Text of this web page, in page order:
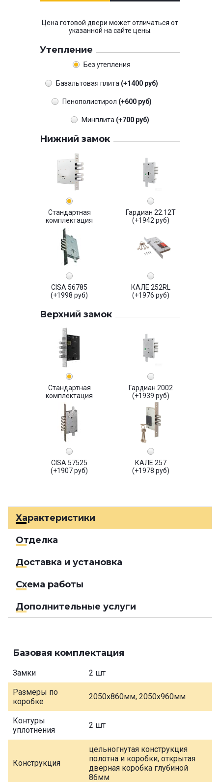
Цена готовой двери может отличаться от
указанной на сайте цены.
Утепление
Без утепления
Базальтовая плита (+1400 руб)
Пенополистирол (+600 руб)
Минплита (+700 руб)
Нижний замок
Стандартная
комплектация
Гардиан 22.12Т
(+1942 руб)
CISA 56785
(+1998 руб)
КАЛЕ 252RL
(+1976 руб)
Верхний замок
Стандартная
комплектация
Гардиан 2002
(+1939 руб)
CISA 57525
(+1907 руб)
КАЛЕ 257
(+1978 руб)
Характеристики
Отделка
Доставка и установка
Схема работы
Дополнительные услуги
Базовая комплектация
Замки 2 шт
Размеры по
коробке
2050х860мм, 2050х960мм
Контуры
уплотнения
2 шт
Конструкция
цельногнутая конструкция
полотна и коробки, открытая
дверная коробка глубиной
86мм